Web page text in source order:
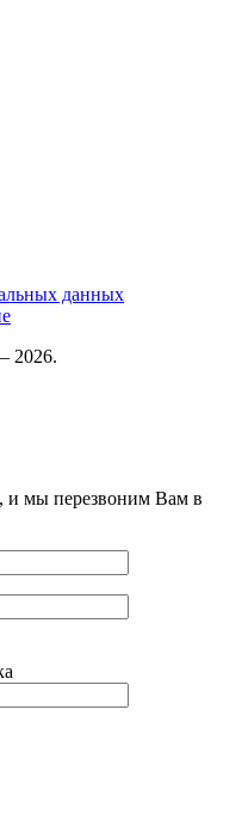
данных
2026.
и мы перезвоним Вам в